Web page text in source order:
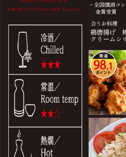
白身魚等のアッサリとした料理
『 一ノ蔵 特別純米酒 超